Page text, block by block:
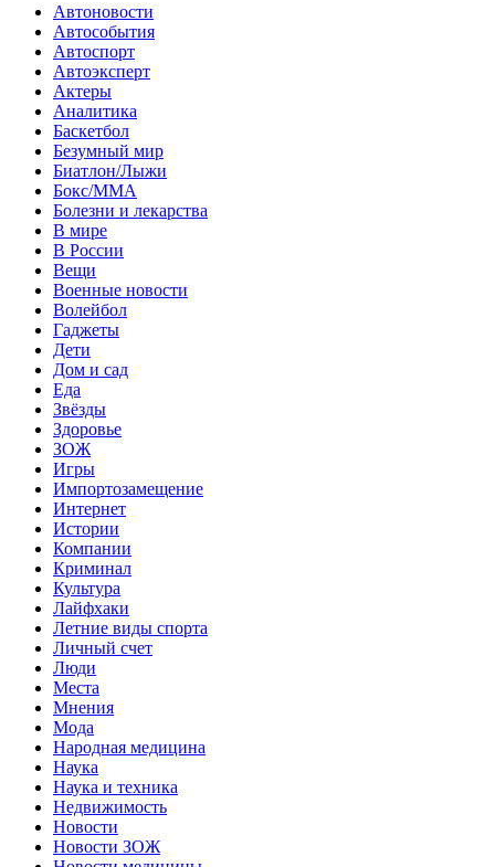
Автоновости
Автособытия
Автоспорт
Автоэксперт
Актеры
Аналитика
Баскетбол
Безумный мир
Биатлон/Лыжи
Бокс/MMA
Болезни и лекарства
В мире
В России
Вещи
Военные новости
Волейбол
Гаджеты
Дети
Дом и сад
Еда
Звёзды
Здоровье
ЗОЖ
Игры
Импортозамещение
Интернет
Истории
Компании
Криминал
Культура
Лайфхаки
Летние виды спорта
Личный счет
Люди
Места
Мнения
Мода
Народная медицина
Наука
Наука и техника
Недвижимость
Новости
Новости ЗОЖ